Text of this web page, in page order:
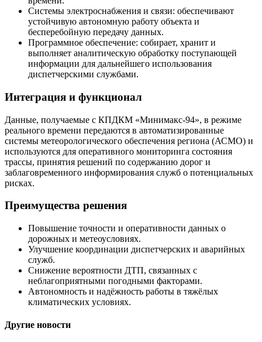
Системы электроснабжения и связи: обеспечивают
устойчивую автономную работу объекта и
бесперебойную передачу данных.
Программное обеспечение: собирает, хранит и
выполняет аналитическую обработку поступающей
информации для дальнейшего использования
диспетчерскими службами.
Интеграция и функционал
Данные, получаемые с КПДКМ «Минимакс‑94», в режиме
реального времени передаются в автоматизированные
системы метеорологического обеспечения региона (АСМО) и
используются для оперативного мониторинга состояния
трассы, принятия решений по содержанию дорог и
заблаговременного информирования служб о потенциальных
рисках.
Преимущества решения
Повышение точности и оперативности данных о
дорожных и метеоусловиях.
Улучшение координации диспетчерских и аварийных
служб.
Снижение вероятности ДТП, связанных с
неблагоприятными погодными факторами.
Автономность и надёжность работы в тяжёлых
климатических условиях.
Другие новости